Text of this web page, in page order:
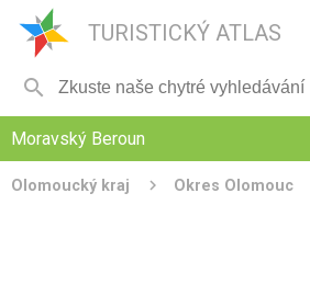
TURISTICKÝ ATLAS

Moravský Beroun
Olomoucký kraj Okres Olomouc